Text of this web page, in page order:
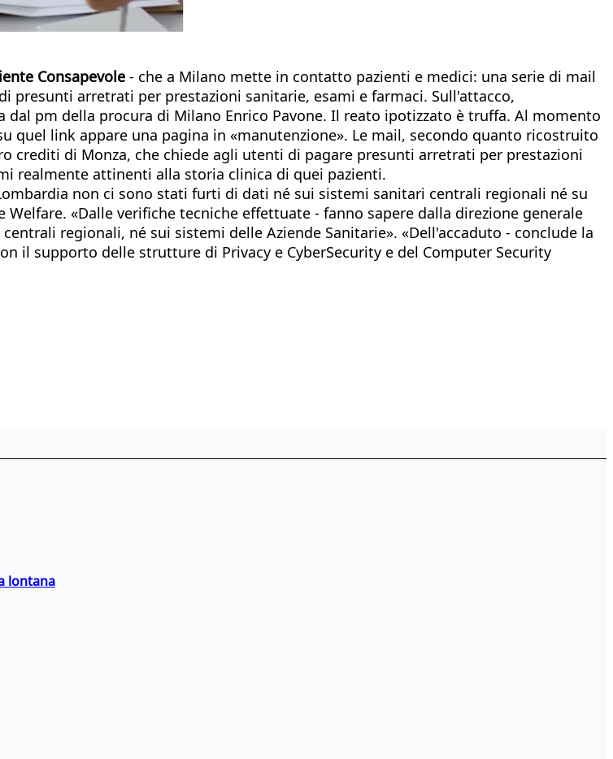
Consapevole - che a Milano mette in contatto pazienti e medici: una serie di mail
arretrati per prestazioni sanitarie, esami e farmaci. Sull'attacco,
pm della procura di Milano Enrico Pavone. Il reato ipotizzato è truffa. Al momento
quel link appare una pagina in «manutenzione». Le mail, secondo quanto ricostruito
crediti di Monza, che chiede agli utenti di pagare presunti arretrati per prestazioni
realmente attinenti alla storia clinica di quei pazienti.
non ci sono stati furti di dati né sui sistemi sanitari centrali regionali né su
«Dalle verifiche tecniche effettuate - fanno sapere dalla direzione generale
regionali, né sui sistemi delle Aziende Sanitarie». «Dell'accaduto - conclude la
il supporto delle strutture di Privacy e CyberSecurity e del Computer Security
lontana